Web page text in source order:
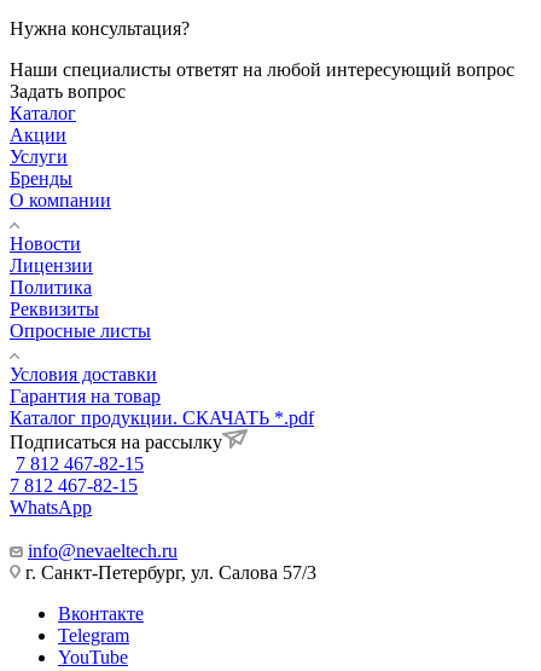
Нужна консультация?
Наши специалисты ответят на любой интересующий вопрос
Задать вопрос
Каталог
Акции
Услуги
Бренды
О компании
Новости
Лицензии
Политика
Реквизиты
Опросные листы
Условия доставки
Гарантия на товар
Каталог продукции. СКАЧАТЬ *.pdf
Подписаться на рассылку
7 812 467-82-15
7 812 467-82-15
WhatsApp
info@nevaeltech.ru
г. Санкт-Петербург, ул. Салова 57/3
Вконтакте
Telegram
YouTube